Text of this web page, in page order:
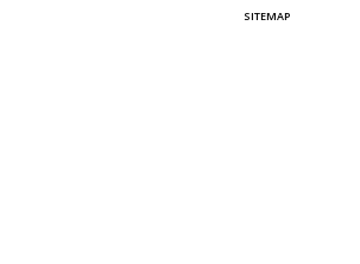
SITEMAP